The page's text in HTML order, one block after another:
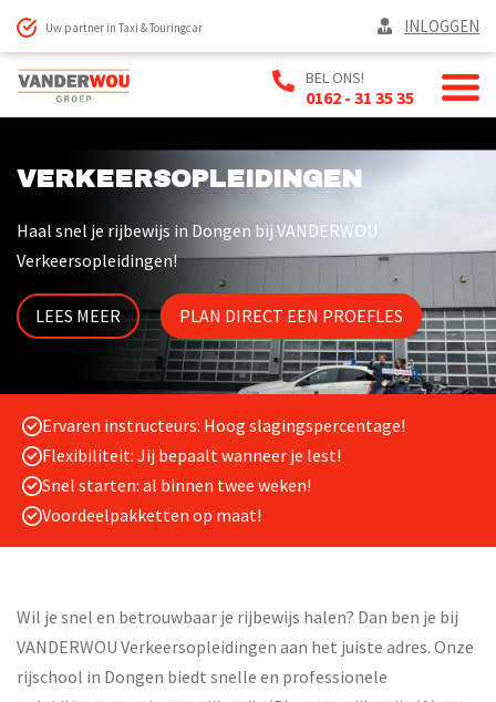
Uw partner in Taxi & Touringcar INLOGGEN
BEL ONS!
0162 - 31 35 35
VERKEERSOPLEIDINGEN
Haal snel je rijbewijs in Dongen bij VANDERWOU
Verkeersopleidingen!
LEES MEER PLAN DIRECT EEN PROEFLES
Ervaren instructeurs: Hoog slagingspercentage!
Flexibiliteit: Jij bepaalt wanneer je lest!
Snel starten: al binnen twee weken!
Voordeelpakketten op maat!
Wil je snel en betrouwbaar je rijbewijs halen? Dan ben je bij
VANDERWOU Verkeersopleidingen aan het juiste adres. Onze
rijschool in Dongen biedt snelle en professionele